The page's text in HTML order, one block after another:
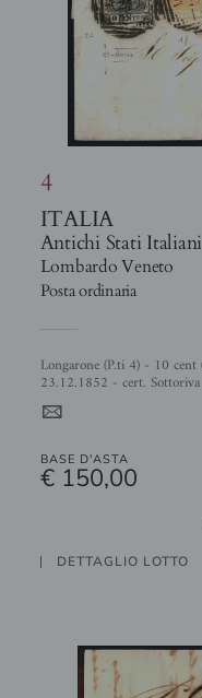
4
ITALIA
Antichi Stati Italiani
Lombardo Veneto
Posta ordinaria
Longarone (P.ti 4) - 10 cent (2c) + 5 cent (1f) - lettera per Perarolo del
23.12.1852 - cert. Sottoriva
4
BASE D'ASTA
€ 150,00
DETTAGLIO LOTTO